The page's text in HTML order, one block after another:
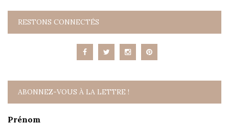
RESTONS CONNECTÉS
ABONNEZ-VOUS À LA LETTRE !
Prénom